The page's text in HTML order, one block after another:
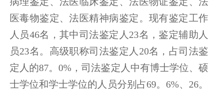
医毒物鉴定、法医精神病鉴定。现有鉴定工作
人员46名，其中司法鉴定人23名，鉴定辅助人
员23名。高级职称司法鉴定人20名，占司法鉴
定人的87。0%，司法鉴定人中有博士学位、硕
士学位和学士学位的人员分别占69。6%、26。